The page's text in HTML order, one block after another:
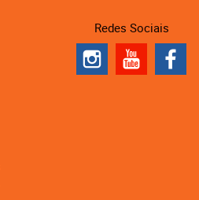
Redes Sociais